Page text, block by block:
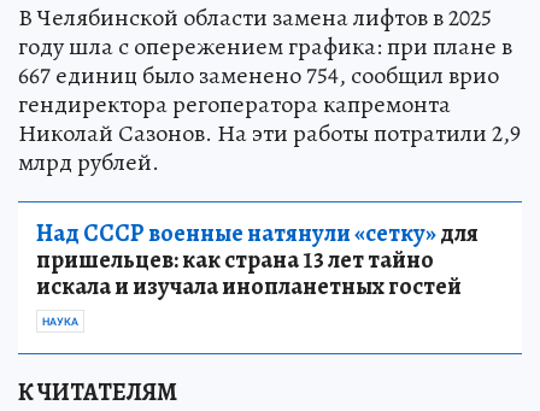
В Челябинской области замена лифтов в 2025
году шла с опережением графика: при плане в
667 единиц было заменено 754, сообщил врио
гендиректора регоператора капремонта
Николай Сазонов. На эти работы потратили 2,9
млрд рублей.
Над СССР военные натянули «сетку»для
пришельцев: как страна 13 лет тайно
искала и изучала инопланетных гостей
НАУКА
К ЧИТАТЕЛЯМ